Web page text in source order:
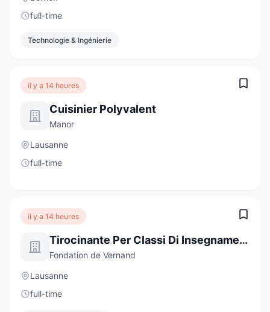
full-time
Technologie & Ingénierie
il y a 14 heures
Cuisinier Polyvalent
Manor
Lausanne
full-time
il y a 14 heures
Tirocinante Per Classi Di Insegnamento Specializzato
Fondation de Vernand
Lausanne
full-time